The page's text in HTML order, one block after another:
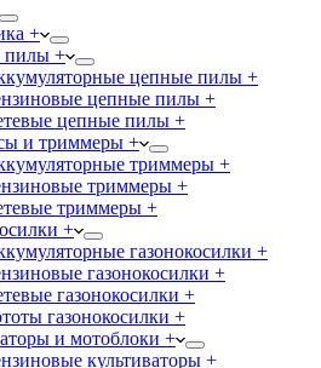
+
пилы +
цепные пилы +
цепные пилы +
цепные пилы +
и триммеры +
триммеры +
триммеры +
триммеры +
+
газонокосилки +
газонокосилки +
газонокосилки +
газонокосилки +
и мотоблоки +
культиваторы +